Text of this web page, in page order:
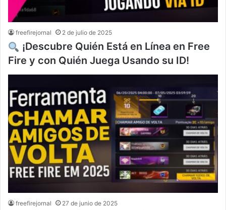
freefirejornal 2 de julio de 2025
¡Descubre Quién Está en Línea en Free
Fire y con Quién Juega Usando su ID!
freefirejornal 27 de junio de 2025